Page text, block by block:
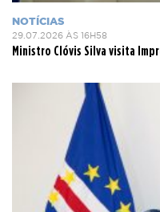
NOTÍCIAS
29.07.2026 ÀS 16H58
Ministro Clóvis Silva visita